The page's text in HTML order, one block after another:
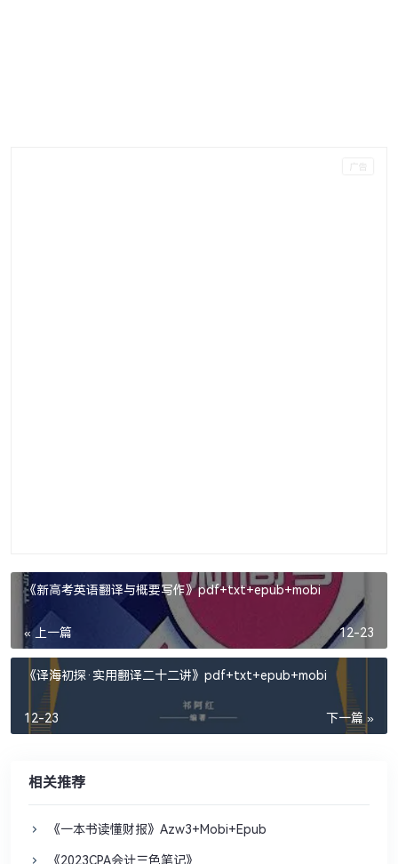
《新高考英语翻译与概要写作》pdf+txt+epub+mobi
« 上一篇 12-23
《译海初探·实用翻译二十二讲》pdf+txt+epub+mobi
下一篇 »
12-23
相关推荐
《一本书读懂财报》Azw3+Mobi+Epub
《2023CPA会计三色笔记》